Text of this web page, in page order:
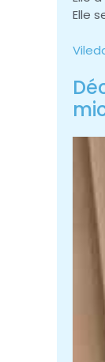
Elle